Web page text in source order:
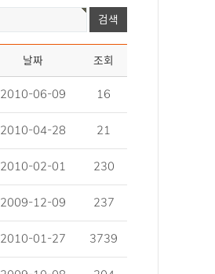
날짜 조회
2010-06-09 16
2010-04-28 21
2010-02-01 230
2009-12-09 237
2010-01-27 3739